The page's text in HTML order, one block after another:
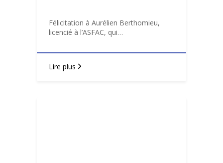
Félicitation à Aurélien Berthomieu,
licencié à l’ASFAC, qui…
Lire plus